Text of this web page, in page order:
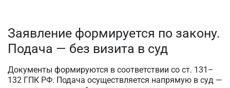
Заявление формируется по закону.
Подача — без визита в суд
Документы формируются в соответствии со ст. 131–
132 ГПК РФ. Подача осуществляется напрямую в суд —